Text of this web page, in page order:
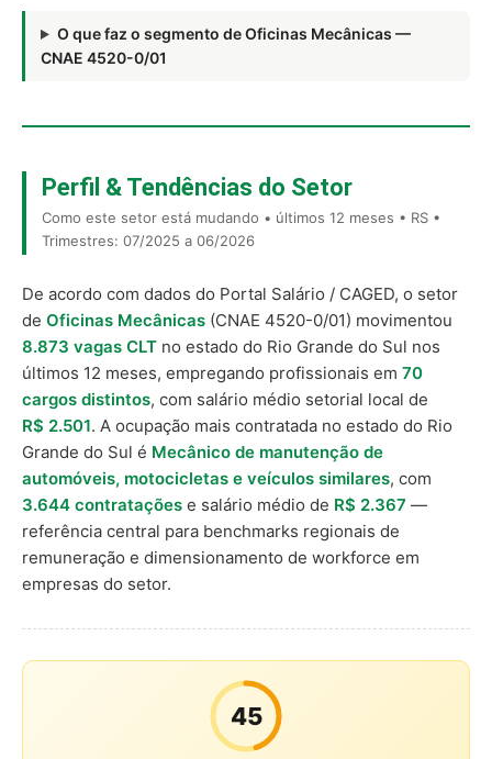
O que faz o segmento de Oficinas Mecânicas —
CNAE 4520-0/01
Perfil & Tendências do Setor
Como este setor está mudando • últimos 12 meses • RS •
Trimestres: 07/2025 a 06/2026
De acordo com dados do Portal Salário / CAGED, o setor
de Oficinas Mecânicas (CNAE 4520-0/01) movimentou
8.873 vagas CLT no estado do Rio Grande do Sul nos
últimos 12 meses, empregando profissionais em 70
cargos distintos, com salário médio setorial local de
R$ 2.501. A ocupação mais contratada no estado do Rio
Grande do Sul é Mecânico de manutenção de
automóveis, motocicletas e veículos similares, com
3.644 contratações e salário médio de R$ 2.367 —
referência central para benchmarks regionais de
remuneração e dimensionamento de workforce em
empresas do setor.
45